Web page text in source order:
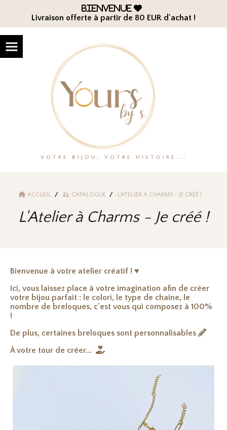
Bienvenue 
Livraison offerte à partir de 80 EUR d'achat !
VOTRE BIJOU, VOTRE HISTOIRE...
ACCUEIL CATALOGUE L'ATELIER À CHARMS - JE CRÉÉ !
L'Atelier à Charms - Je créé !
Bienvenue à votre atelier créatif ! ♥
Ici, vous laissez place à votre imagination afin de créer
votre bijou parfait : le colori, le type de chaîne, le
nombre de breloques, c'est vous qui composez à 100%
!
De plus, certaines breloques sont personnalisables 
À votre tour de créer... 
Panneau de gestion des cookies